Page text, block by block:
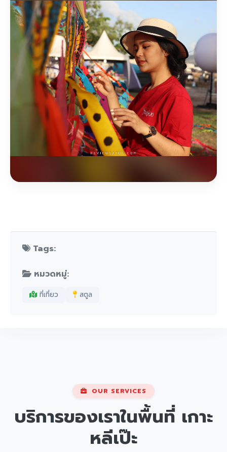
Tags:
หมวดหมู่:
ที่เที่ยว สตูล
OUR SERVICES
บริการของเราในพื้นที่ เกาะ
หลีเป๊ะ